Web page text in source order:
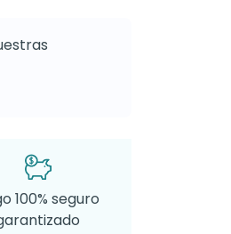
100% seguro